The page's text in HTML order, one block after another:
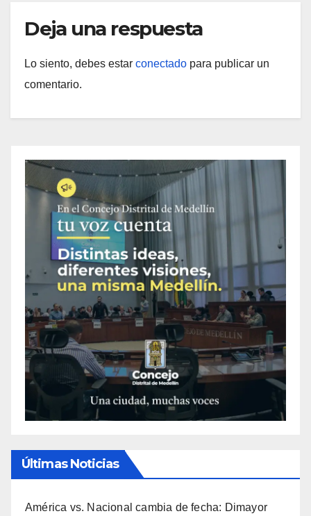
Deja una respuesta
Lo siento, debes estar conectado para publicar un
comentario.
Últimas Noticias
América vs. Nacional cambia de fecha: Dimayor